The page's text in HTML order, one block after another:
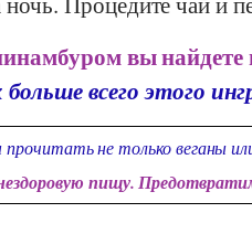
вы найдете
всего этого
не только веганы
пищу.